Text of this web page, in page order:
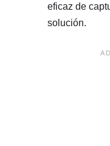
eficaz de
solución.